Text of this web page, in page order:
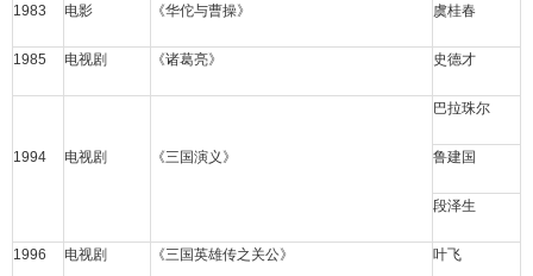
1983 电影 《华佗与曹操》 虞桂春
1985 电视剧 《诸葛亮》 史德才
1994 电视剧 《三国演义》
巴拉珠尔
鲁建国
段泽生
1996 电视剧 《三国英雄传之关公》 叶飞